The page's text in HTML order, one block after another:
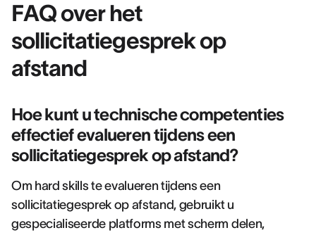
FAQ over het
sollicitatiegesprek op
afstand
Hoe kunt u technische competenties
effectief evalueren tijdens een
sollicitatiegesprek op afstand?
Om hard skills te evalueren tijdens een
sollicitatiegesprek op afstand, gebruikt u
gespecialiseerde platforms met scherm delen,